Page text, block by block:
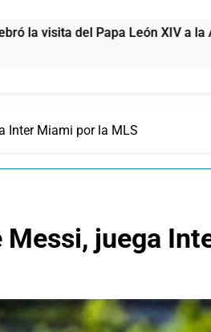
León XIV a la Argentina
Inter Miami por la MLS
juega